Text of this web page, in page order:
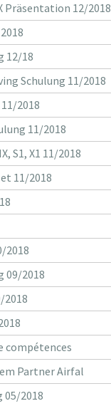
Präsentation 12/2018
12/18
Schulung 11/2018
2018
11/2018
S1, X1 11/2018
11/2018
2018
09/2018
2018
compétences
Partner Airfal
05/2018